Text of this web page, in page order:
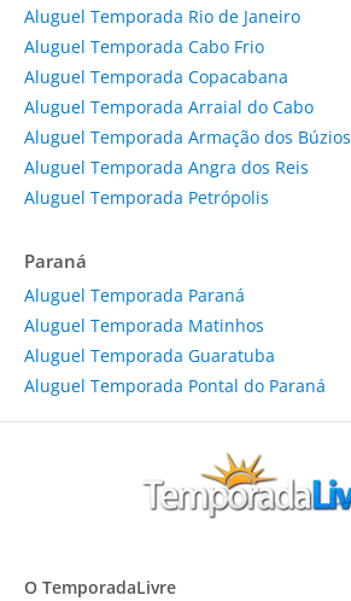
Aluguel Temporada Rio de Janeiro
Aluguel Temporada Cabo Frio
Aluguel Temporada Copacabana
Aluguel Temporada Arraial do Cabo
Aluguel Temporada Armação dos Búzios
Aluguel Temporada Angra dos Reis
Aluguel Temporada Petrópolis
Paraná
Aluguel Temporada Paraná
Aluguel Temporada Matinhos
Aluguel Temporada Guaratuba
Aluguel Temporada Pontal do Paraná
O TemporadaLivre